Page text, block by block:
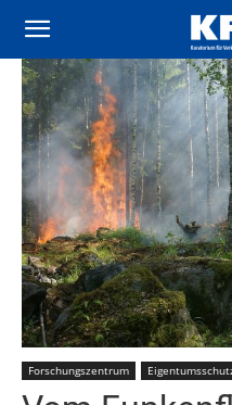
Forschungszentrum